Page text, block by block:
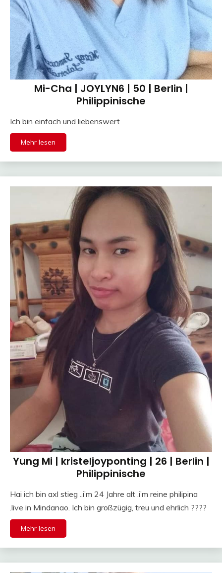
Mi-Cha | JOYLYN6 | 50 | Berlin |
Philippinische
Ich bin einfach und liebenswert
Mehr lesen
Yung Mi | kristeljoyponting | 26 | Berlin |
Philippinische
Hai ich bin axl stieg ..i’m 24 Jahre alt .i’m reine philipina
.live in Mindanao. Ich bin großzügig, treu und ehrlich ????
Mehr lesen